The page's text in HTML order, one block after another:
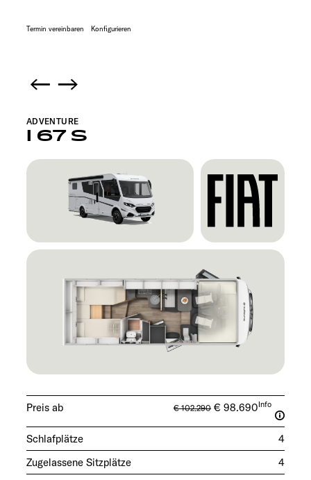
Termin vereinbaren Konfigurieren
I 67 S
ADVENTURE
Preis ab € 102.290 € 98.690Info
Schlafplätze
4
Zugelassene Sitzplätze
4